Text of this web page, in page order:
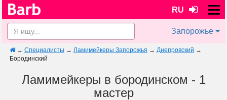
RU
Запорожье
→ Специалисты → Ламимейкеры Запорожья → Днепровский →
Бородинский
Ламимейкеры в бородинском - 1
мастер